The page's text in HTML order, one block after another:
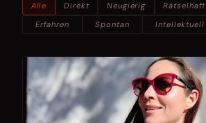
Alle Direkt Neugierig Rätselhaft
Erfahren
Spontan Intellektuell